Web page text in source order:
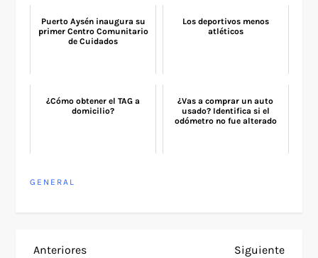
Puerto Aysén inaugura su
primer Centro Comunitario
de Cuidados
Los deportivos menos
atléticos
¿Cómo obtener el TAG a
domicilio?
¿Vas a comprar un auto
usado? Identifica si el
odómetro no fue alterado
GENERAL
Entrada
Anteriores Siguiente